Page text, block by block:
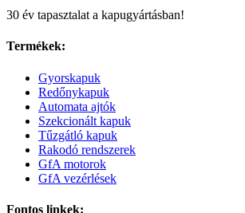
30 év tapasztalat a kapugyártásban!
Termékek:
Gyorskapuk
Redőnykapuk
Automata ajtók
Szekcionált kapuk
Tűzgátló kapuk
Rakodó rendszerek
GfA motorok
GfA vezérlések
Fontos linkek: